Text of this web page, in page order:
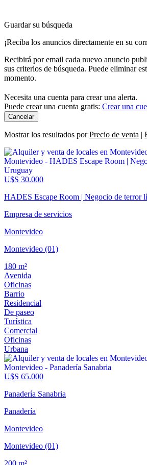
Guardar su búsqueda
¡Reciba los anuncios directamente en su
Recibirá por email cada nuevo anuncio
sus criterios de búsqueda. Puede eliminar
momento.
Necesita una cuenta para crear una alerta.
Puede crear una cuenta gratis: Crear una
Cancelar
Mostrar los resultados porPrecio de venta |
U$S 30.000
HADES Escape Room | Negocio de terror
Empresa de servicios
Montevideo
Montevideo (01)
180 m²
Avenida
Oficinas
Barrio
Residencial
De paseo
Turística
Comercial
Oficinas
Urbana
U$S 65.000
Panadería Sanabria
Panadería
Montevideo
Montevideo (01)
200 m²